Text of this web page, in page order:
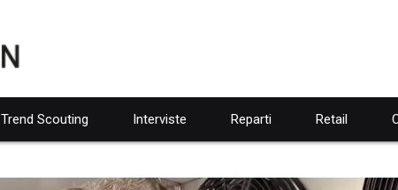
Trend Scouting Interviste Reparti Retail